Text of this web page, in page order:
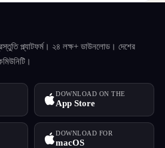
প্ল্যাটফর্ম। ২৪ লক্ষ+ ডাউনলোড। দেশের
DOWNLOAD ON THE
App Store
DOWNLOAD FOR
macOS